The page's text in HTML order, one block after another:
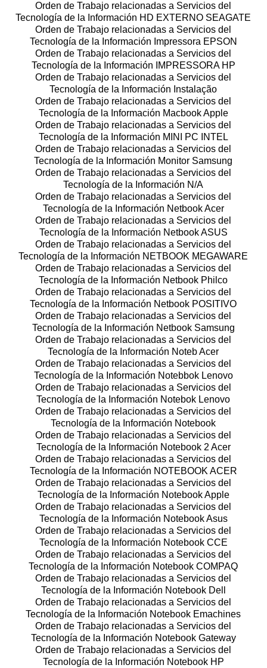
Orden de Trabajo relacionadas a Servicios del
Tecnología de la Información HD EXTERNO SEAGATE
Orden de Trabajo relacionadas a Servicios del
Tecnología de la Información Impressora EPSON
Orden de Trabajo relacionadas a Servicios del
Tecnología de la Información IMPRESSORA HP
Orden de Trabajo relacionadas a Servicios del
Tecnología de la Información Instalação
Orden de Trabajo relacionadas a Servicios del
Tecnología de la Información Macbook Apple
Orden de Trabajo relacionadas a Servicios del
Tecnología de la Información MINI PC INTEL
Orden de Trabajo relacionadas a Servicios del
Tecnología de la Información Monitor Samsung
Orden de Trabajo relacionadas a Servicios del
Tecnología de la Información N/A
Orden de Trabajo relacionadas a Servicios del
Tecnología de la Información Netbook Acer
Orden de Trabajo relacionadas a Servicios del
Tecnología de la Información Netbook ASUS
Orden de Trabajo relacionadas a Servicios del
Tecnología de la Información NETBOOK MEGAWARE
Orden de Trabajo relacionadas a Servicios del
Tecnología de la Información Netbook Philco
Orden de Trabajo relacionadas a Servicios del
Tecnología de la Información Netbook POSITIVO
Orden de Trabajo relacionadas a Servicios del
Tecnología de la Información Netbook Samsung
Orden de Trabajo relacionadas a Servicios del
Tecnología de la Información Noteb Acer
Orden de Trabajo relacionadas a Servicios del
Tecnología de la Información Notebbok Lenovo
Orden de Trabajo relacionadas a Servicios del
Tecnología de la Información Notebok Lenovo
Orden de Trabajo relacionadas a Servicios del
Tecnología de la Información Notebook
Orden de Trabajo relacionadas a Servicios del
Tecnología de la Información Notebook 2 Acer
Orden de Trabajo relacionadas a Servicios del
Tecnología de la Información NOTEBOOK ACER
Orden de Trabajo relacionadas a Servicios del
Tecnología de la Información Notebook Apple
Orden de Trabajo relacionadas a Servicios del
Tecnología de la Información Notebook Asus
Orden de Trabajo relacionadas a Servicios del
Tecnología de la Información Notebook CCE
Orden de Trabajo relacionadas a Servicios del
Tecnología de la Información Notebook COMPAQ
Orden de Trabajo relacionadas a Servicios del
Tecnología de la Información Notebook Dell
Orden de Trabajo relacionadas a Servicios del
Tecnología de la Información Notebook Emachines
Orden de Trabajo relacionadas a Servicios del
Tecnología de la Información Notebook Gateway
Orden de Trabajo relacionadas a Servicios del
Tecnología de la Información Notebook HP